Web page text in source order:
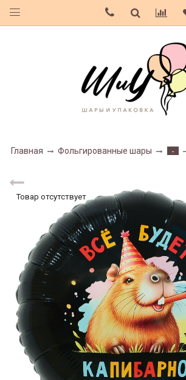
Главная Фольгированные шары -
Товар отсутствует